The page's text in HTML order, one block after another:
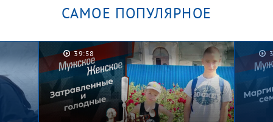
САМОЕ ПОПУЛЯРНОЕ
39:58